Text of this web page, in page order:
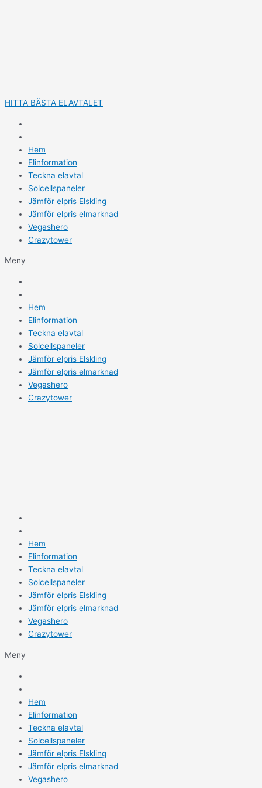
HITTA BÄSTA ELAVTALET
Hem
Elinformation
Teckna elavtal
Solcellspaneler
Jämför elpris Elskling
Jämför elpris elmarknad
Vegashero
Crazytower
Meny
Hem
Elinformation
Teckna elavtal
Solcellspaneler
Jämför elpris Elskling
Jämför elpris elmarknad
Vegashero
Crazytower
Hem
Elinformation
Teckna elavtal
Solcellspaneler
Jämför elpris Elskling
Jämför elpris elmarknad
Vegashero
Crazytower
Meny
Hem
Elinformation
Teckna elavtal
Solcellspaneler
Jämför elpris Elskling
Jämför elpris elmarknad
Vegashero